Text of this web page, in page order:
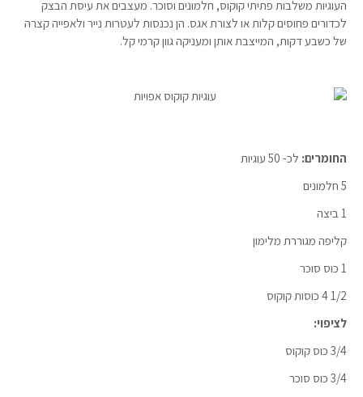
העוגיות משלבות פתיתי קוקוס, חלמונים וסוכר. מעצבים את עיסת הבצק
לכדורים פחוסים קלות או לצורת אגס. הן נכנסות לעטרות נייר ולאפייה קצרה
של כשבע דקות, המייצבת אותן ומעניקה גוון קרמי קל.
החומרים: לכ- 50 עוגיות
5 חלמונים
1 ביצה
קליפה מגוררת מלימון
1 כוס סוכר
1/2 4 כוסות קוקוס
לציפוי:
3/4 כוס קוקוס
3/4 כוס סוכר